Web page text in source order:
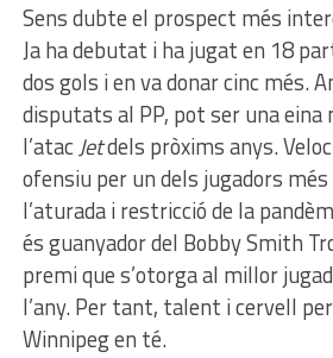
Sens dubte el prospect més
Ja ha debutat i ha jugat en 18
dos gols i en va donar cinc més.
disputats al PP, pot ser una
l’atacJetdels pròxims anys.
ofensiu per un dels jugadors
l’aturada i restricció de la
és guanyador del Bobby Smith
premi que s’otorga al millor
l’any. Per tant, talent i cervell
Winnipeg en té.